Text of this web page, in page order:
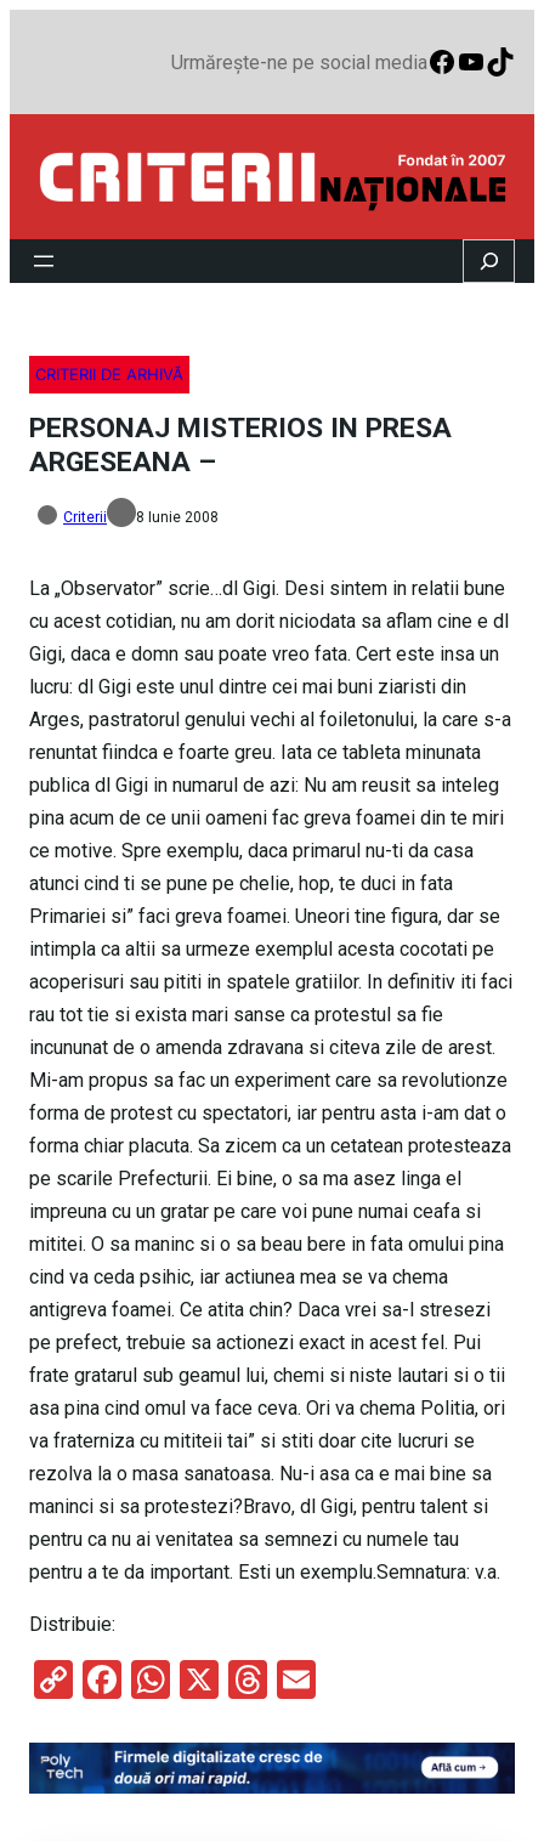
Urmărește-ne pe social media
Search
CRITERII DE ARHIVĂ
PERSONAJ MISTERIOS IN PRESA
ARGESEANA –
Criterii 8 Iunie 2008
La „Observator” scrie…dl Gigi. Desi sintem in relatii bune
cu acest cotidian, nu am dorit niciodata sa aflam cine e dl
Gigi, daca e domn sau poate vreo fata. Cert este insa un
lucru: dl Gigi este unul dintre cei mai buni ziaristi din
Arges, pastratorul genului vechi al foiletonului, la care s-a
renuntat fiindca e foarte greu. Iata ce tableta minunata
publica dl Gigi in numarul de azi: Nu am reusit sa inteleg
pina acum de ce unii oameni fac greva foamei din te miri
ce motive. Spre exemplu, daca primarul nu-ti da casa
atunci cind ti se pune pe chelie, hop, te duci in fata
Primariei si” faci greva foamei. Uneori tine figura, dar se
intimpla ca altii sa urmeze exemplul acesta cocotati pe
acoperisuri sau pititi in spatele gratiilor. In definitiv iti faci
rau tot tie si exista mari sanse ca protestul sa fie
incununat de o amenda zdravana si citeva zile de arest.
Mi-am propus sa fac un experiment care sa revolutionze
forma de protest cu spectatori, iar pentru asta i-am dat o
forma chiar placuta. Sa zicem ca un cetatean protesteaza
pe scarile Prefecturii. Ei bine, o sa ma asez linga el
impreuna cu un gratar pe care voi pune numai ceafa si
mititei. O sa maninc si o sa beau bere in fata omului pina
cind va ceda psihic, iar actiunea mea se va chema
antigreva foamei. Ce atita chin? Daca vrei sa-l stresezi
pe prefect, trebuie sa actionezi exact in acest fel. Pui
frate gratarul sub geamul lui, chemi si niste lautari si o tii
asa pina cind omul va face ceva. Ori va chema Politia, ori
va fraterniza cu mititeii tai” si stiti doar cite lucruri se
rezolva la o masa sanatoasa. Nu-i asa ca e mai bine sa
maninci si sa protestezi?Bravo, dl Gigi, pentru talent si
pentru ca nu ai venitatea sa semnezi cu numele tau
pentru a te da important. Esti un exemplu.Semnatura: v.a.
Distribuie:
C
py
Li
F
ce
b
W
at
s
X
T
e
a
ail